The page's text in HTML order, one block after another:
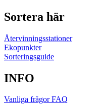
Sortera här
Återvinningsstationer
Ekopunkter
Sorteringsguide
INFO
Vanliga frågor FAQ